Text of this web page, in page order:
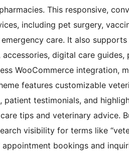
This responsive,
including pet surgery,
care. It also
digital care guides,
WooCommerce integration,
features customizable
testimonials, and
tips and veterinary advice.
visibility for terms like
appointment bookings and